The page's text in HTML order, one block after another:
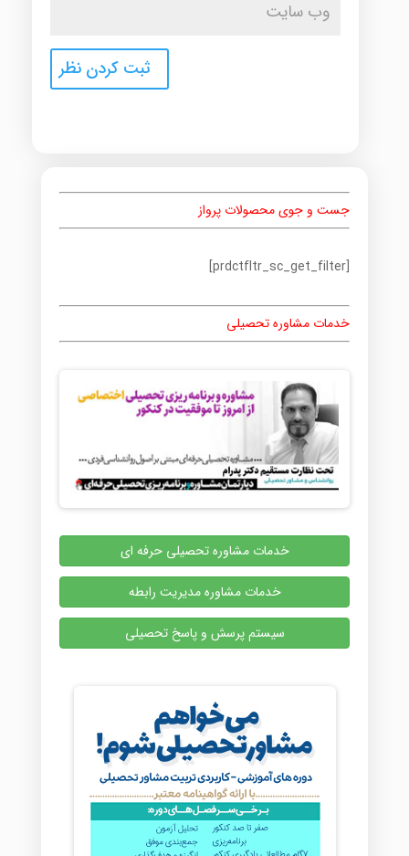
جست و جوی محصولات پرواز
[prdctfltr_sc_get_filter]
خدمات مشاوره تحصیلی
خدمات مشاوره تحصیلی حرفه ای
خدمات مشاوره مدیریت رابطه
سیستم پرسش و پاسخ تحصیلی